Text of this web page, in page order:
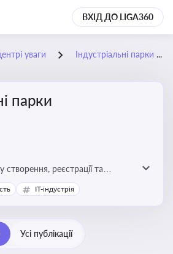
ВХІД ДО LIGA360
уваги Індустріальні парки
парки
реєстрації та
парків в Україні
IT-індустрія
Усі публікації